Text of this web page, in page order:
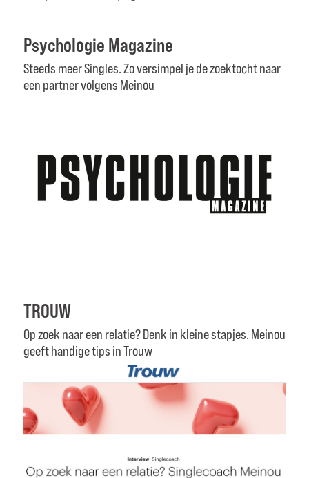
Psychologie Magazine
Steeds meer Singles. Zo versimpel je de zoektocht naar
een partner volgens Meinou
TROUW
Op zoek naar een relatie? Denk in kleine stapjes. Meinou
geeft handige tips in Trouw